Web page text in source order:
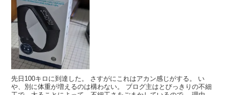
先日100キロに到達した。 さすがにこれはアカン感じがする。 い
や、別に体重が増えるのは構わない。 ブログ主はとびっきりの不細